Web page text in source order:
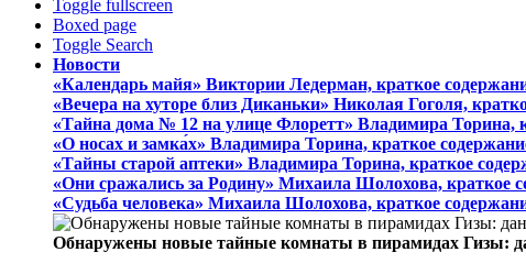
Toggle fullscreen
Boxed page
Toggle Search
Новости
«Календарь майя» Виктории Ледерман, краткое
«Вечера на хуторе близ Диканьки» Николая Гоголя,
«Тайна дома № 12 на улице Флоретт» Владимира Торина,
«О носах и замка́х» Владимира Торина, краткое
«Тайны старой аптеки» Владимира Торина, краткое
«Они сражались за Родину» Михаила Шолохова, краткое
«Судьба человека» Михаила Шолохова, краткое
Обнаружены новые тайные комнаты в пирамидах Гизы: